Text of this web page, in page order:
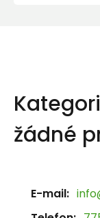
žádné
E-mail: